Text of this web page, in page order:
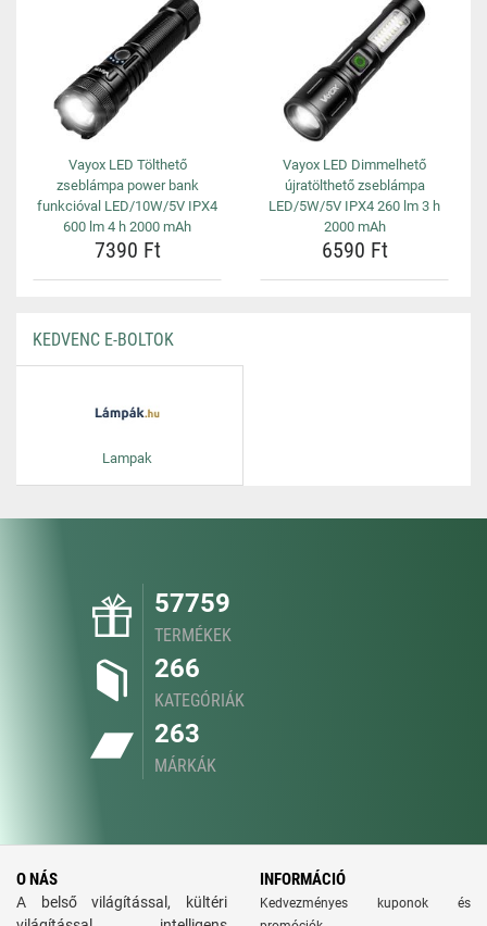
Vayox LED Tölthető
zseblámpa power bank
funkcióval LED/10W/5V IPX4
600 lm 4 h 2000 mAh
7390 Ft
Vayox LED Dimmelhető
újratölthető zseblámpa
LED/5W/5V IPX4 260 lm 3 h
2000 mAh
6590 Ft
KEDVENC E-BOLTOK
Lampak
57759
TERMÉKEK
266
KATEGÓRIÁK
263
MÁRKÁK
O NÁS
A belső világítással, kültéri
INFORMÁCIÓ
Kedvezményes kuponok és